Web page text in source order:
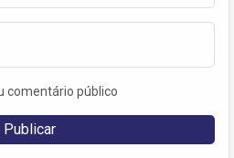
comentário público